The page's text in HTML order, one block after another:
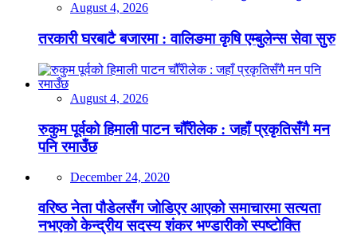
August 4, 2026
तरकारी घरबाटै बजारमा : वालिङमा कृषि एम्बुलेन्स सेवा सुरु
August 4, 2026
रुकुम पूर्वको हिमाली पाटन चौँरीलेक : जहाँ प्रकृतिसँगै मन
पनि रमाउँछ
December 24, 2020
वरिष्ठ नेता पौडेलसँग जोडिएर आएको समाचारमा सत्यता
नभएको केन्द्रीय सदस्य शंकर भण्डारीको स्पष्टोक्ति